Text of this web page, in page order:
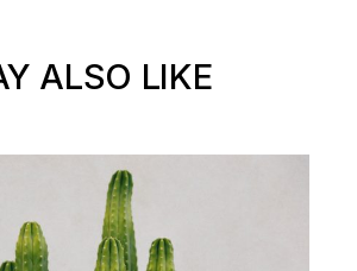
ALSO LIKE